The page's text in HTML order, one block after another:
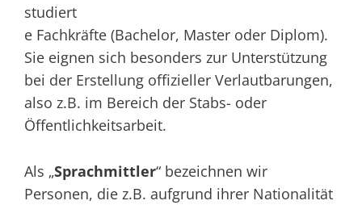
studiert
e Fachkräfte (Bachelor, Master oder Diplom).
Sie eignen sich besonders zur Unterstützung
bei der Erstellung offizieller Verlautbarungen,
also z.B. im Bereich der Stabs- oder
Öffentlichkeitsarbeit.
Als „Sprachmittler“ bezeichnen wir
Personen, die z.B. aufgrund ihrer Nationalität